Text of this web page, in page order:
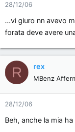
28/12/06
...vi giuro nn avevo
forata deve avere
R rex
MBenz
28/12/06
Beh, anche la mia